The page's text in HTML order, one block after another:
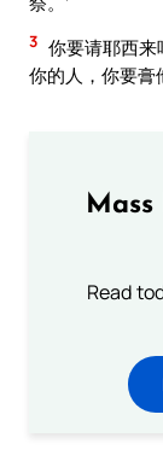
3 你要请耶西
你的人，你要膏
Mass
Read